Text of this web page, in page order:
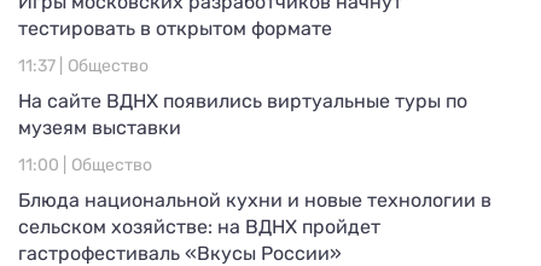
тестировать в открытом формате
11:37 | Общество
На сайте ВДНХ появились виртуальные туры по
музеям выставки
11:00 | Общество
Блюда национальной кухни и новые технологии в
сельском хозяйстве: на ВДНХ пройдет
гастрофестиваль «Вкусы России»